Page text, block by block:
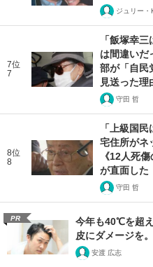
ジュリー・
7位
7
「飯塚幸
は間違い
部が「自民
見送った理
守田 哲
8位
8
「上級国
宅住所がネ
《12人死
が直面した
守田 哲
PR
今年も40℃を超
皮にダメージを
安渡 広志